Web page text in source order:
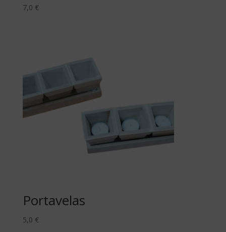
7,0 €
Portavelas
5,0 €